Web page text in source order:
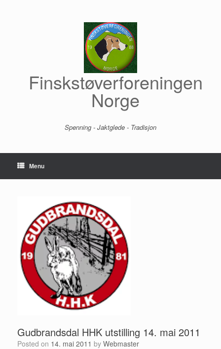
Finskstøverforeningen
Norge
Spenning - Jaktglede - Tradisjon
Menu
Gudbrandsdal HHK utstilling 14. mai 2011
Posted on 14. mai 2011 by Webmaster